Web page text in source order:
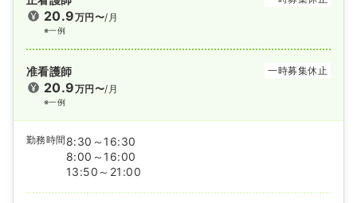
20.9万円〜/月
※一例
准看護師 一時募集休止
20.9万円〜/月
※一例
勤務時間 8:30～16:30
8:00～16:00
13:50～21:00